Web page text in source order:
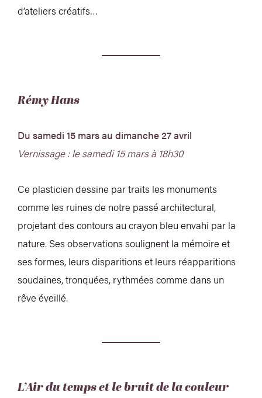
d’ateliers créatifs…
Rémy Hans
Du samedi 15 mars au dimanche 27 avril
Vernissage : le samedi 15 mars à 18h30
Ce plasticien dessine par traits les monuments
comme les ruines de notre passé architectural,
projetant des contours au crayon bleu envahi par la
nature. Ses observations soulignent la mémoire et
ses formes, leurs disparitions et leurs réapparitions
soudaines, tronquées, rythmées comme dans un
rêve éveillé.
L’Air du temps et le bruit de la couleur